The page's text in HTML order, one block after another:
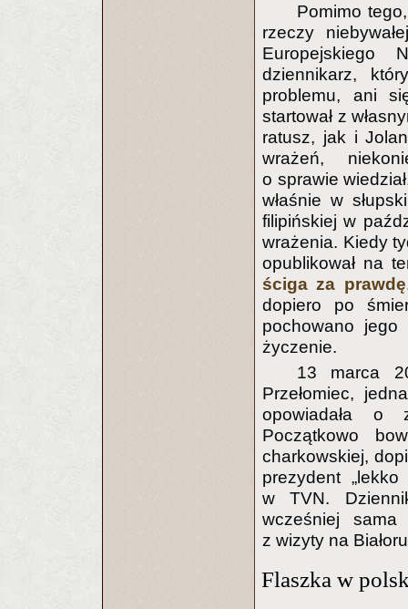
Pomimo
rzeczy
Europejskiego
dziennikarz,
problemu, ani
startował z
ratusz, jak i
wrażeń,
o sprawie
właśnie w
filipińskiej w
wrażenia. Kiedy
opublikował na
ściga za prawdę
dopiero po
pochowano jego
życzenie.
13 marca
Przełomiec,
opowiadała o
Początkowo
charkowskiej,
prezydent
w TVN.
wcześniej sama
z wizyty na
Flaszka w